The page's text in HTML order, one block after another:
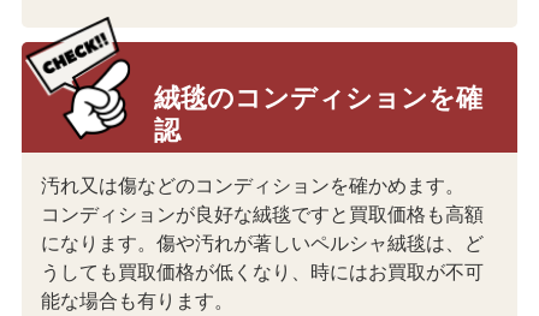
絨毯のコンディションを確
認
汚れ又は傷などのコンディションを確かめます。
コンディションが良好な絨毯ですと買取価格も高額
になります。傷や汚れが著しいペルシャ絨毯は、ど
うしても買取価格が低くなり、時にはお買取が不可
能な場合も有ります。